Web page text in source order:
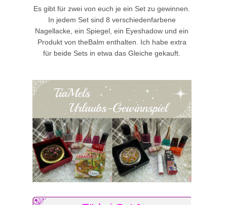
Es gibt für zwei von euch je ein Set zu gewinnen.
In jedem Set sind 8 verschiedenfarbene
Nagellacke, ein Spiegel, ein Eyeshadow und ein
Produkt von theBalm enthalten. Ich habe extra
für beide Sets in etwa das Gleiche gekauft.